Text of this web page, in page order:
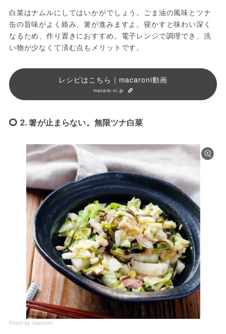
白菜はナムルにしてはいかがでしょう。ごま油の風味とツナ
缶の旨味がよく絡み、箸が進みますよ。寝かすと味わい深く
なるため、作り置きにおすすめ。電子レンジで調理でき、洗
い物が少なくて済む点もメリットです。
レシピはこちら｜macaroni動画
macaro-ni.jp
2. 箸が止まらない。無限ツナ白菜
Photo by macaroni